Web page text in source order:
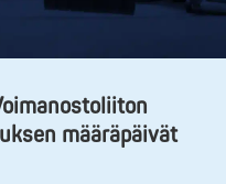
määräpäivät